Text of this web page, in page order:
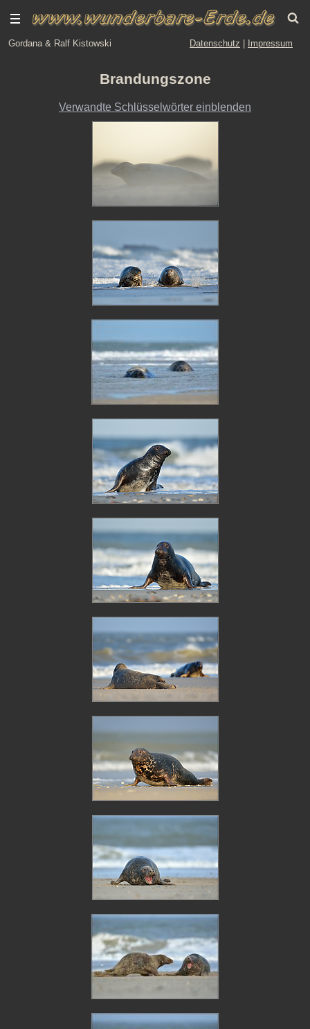
Gordana & Ralf Kistowski Datenschutz Impressum
Brandungszone
Verwandte Schlüsselwörter einblenden